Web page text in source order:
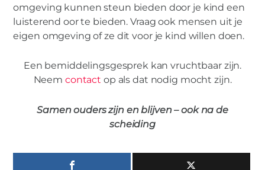
omgeving kunnen steun bieden door je kind een
luisterend oor te bieden. Vraag ook mensen uit je
eigen omgeving of ze dit voor je kind willen doen.
Een bemiddelingsgesprek kan vruchtbaar zijn.
Neem contact op als dat nodig mocht zijn.
Samen ouders zijn en blijven – ook na de
scheiding